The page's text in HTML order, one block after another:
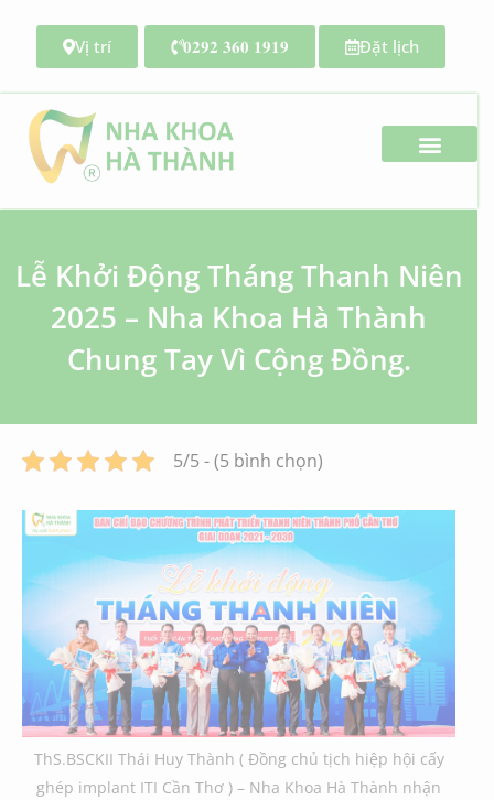
Vị trí 𝟎𝟐𝟗𝟐 𝟑𝟔𝟎 𝟏𝟗𝟏𝟗 Đặt lịch
Lễ Khởi Động Tháng Thanh Niên
2025 – Nha Khoa Hà Thành
Chung Tay Vì Cộng Đồng.
5/5 - (5 bình chọn)
ThS.BSCKII Thái Huy Thành ( Đồng chủ tịch hiệp hội cấy
ghép implant ITI Cần Thơ ) – Nha Khoa Hà Thành nhận